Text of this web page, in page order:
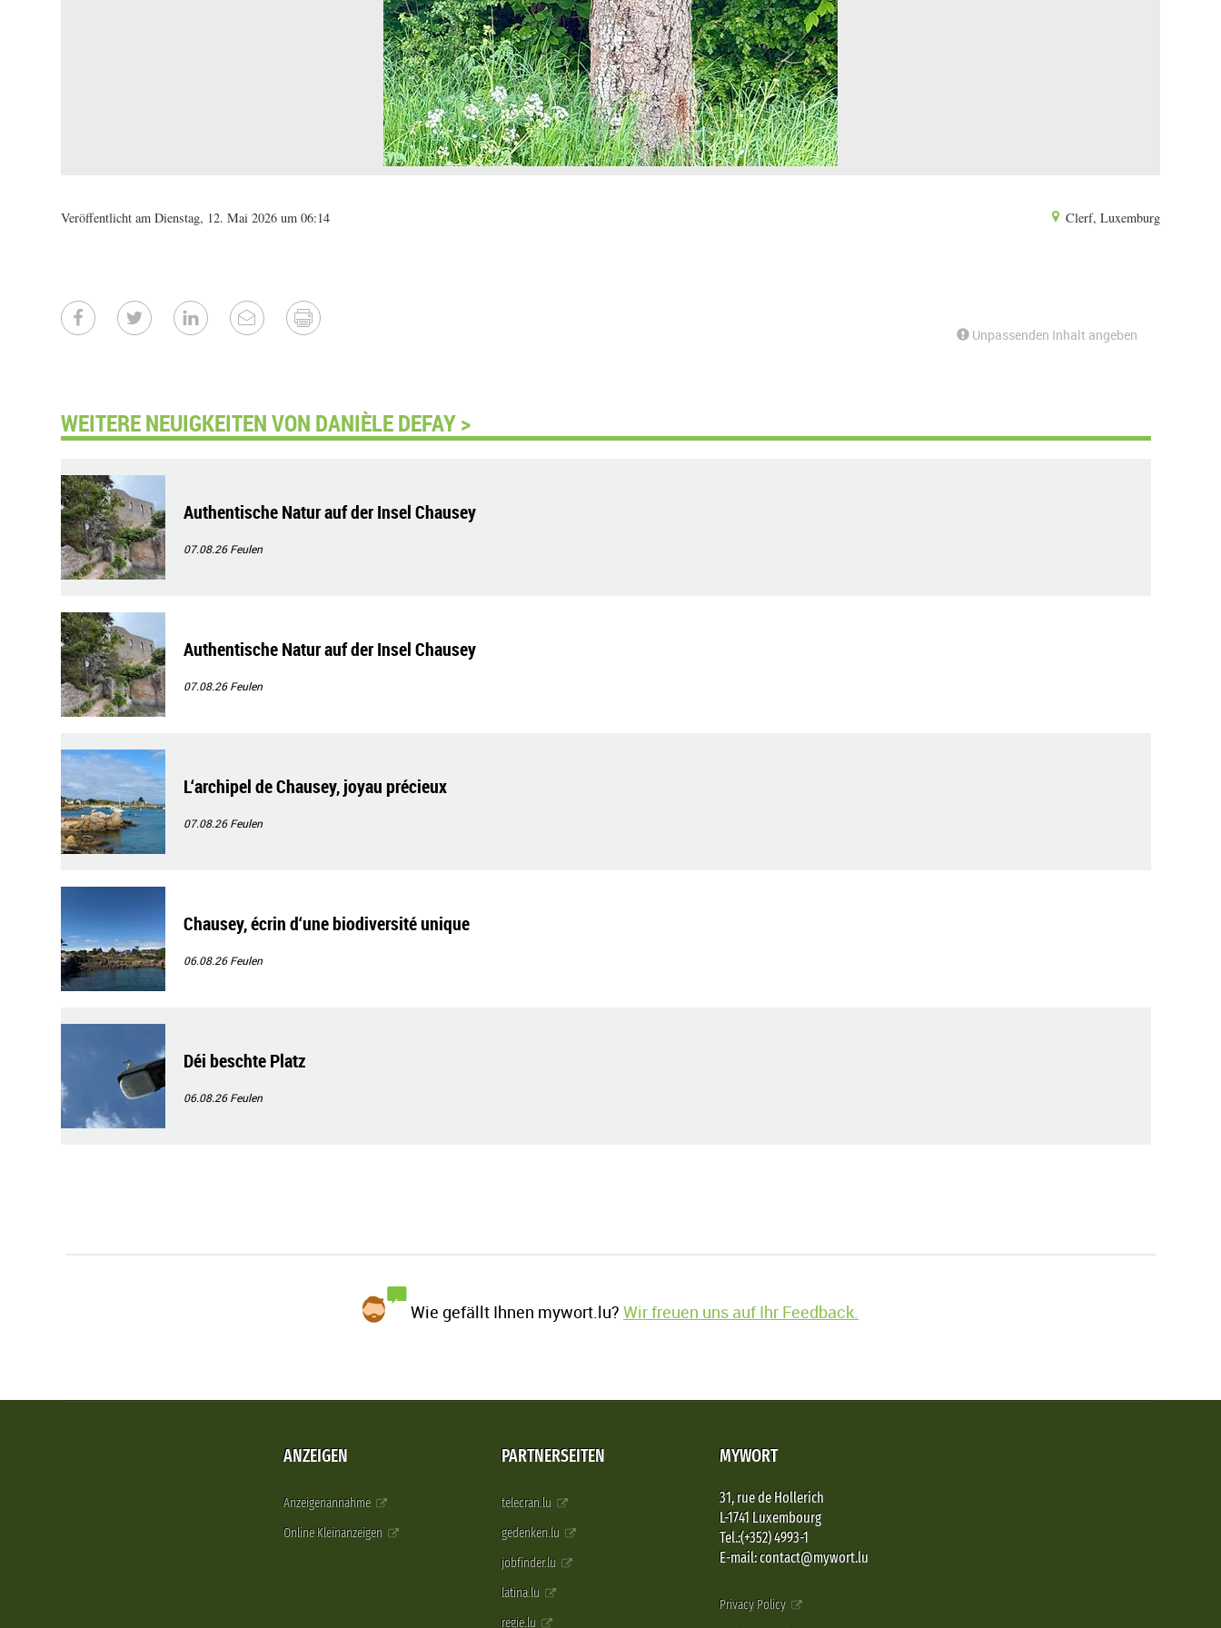
Veröffentlicht am Dienstag, 12. Mai 2026 um 06:14 Clerf, Luxemburg
Unpassenden Inhalt angeben
WEITERE NEUIGKEITEN VON DANIÈLE DEFAY >
Authentische Natur auf der Insel Chausey
07.08.26Feulen
Authentische Natur auf der Insel Chausey
07.08.26Feulen
L‘archipel de Chausey, joyau précieux
07.08.26Feulen
Chausey, écrin d‘une biodiversité unique
06.08.26Feulen
Déi beschte Platz
06.08.26Feulen
Wie gefällt Ihnen mywort.lu?Wir freuen uns auf Ihr Feedback.
ANZEIGEN
Anzeigenannahme
Online Kleinanzeigen
PARTNERSEITEN
telecran.lu
gedenken.lu
jobfinder.lu
latina.lu
regie.lu
MYWORT
31, rue de Hollerich
L-1741 Luxembourg
Tel.:(+352) 4993-1
E-mail: contact@mywort.lu
Privacy Policy